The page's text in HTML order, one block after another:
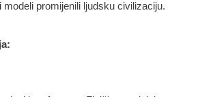
promijenili ljudsku civilizaciju.